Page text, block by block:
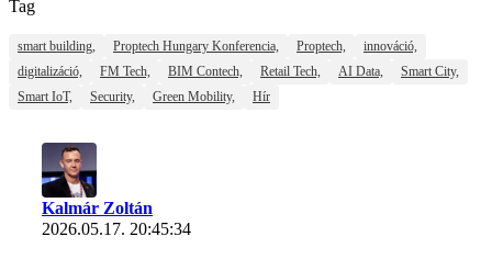
Tag
smart building, Proptech Hungary Konferencia, Proptech,
innováció,
digitalizáció,
FM Tech, BIM Contech, Retail Tech, AI Data,
Smart City,
Smart IoT,
Security, Green Mobility, Hír
Kalmár Zoltán
2026.05.17. 20:45:34